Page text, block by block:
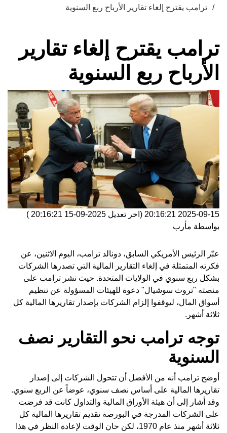
ترامب يقترح إلغاء تقارير الأرباح ربع السنوية
ترامب يقترح إلغاء تقارير
الأرباح ربع السنوية
2025-09-15 20:16:21 (اخر تعديل 2025-09-15 20:16:21
)
بواسطة مأرب
عبّر الرئيس الأمريكي السابق، دونالد ترامب، اليوم الاثنين، عن
فكرته المتمثلة في إلغاء التقارير المالية التي تصدرها الشركات
بشكل ربع سنوي في الولايات المتحدة. حيث نشر ترامب على
منصته "تروث سوشيال" دعوة للهيئات المسؤولة عن تنظيم
أسواق المال، ليوقفوا إلزام الشركات بإصدار تقاريرها المالية كل
ثلاثة أشهر.
توجه ترامب نحو التقارير نصف
السنوية
أوضح ترامب أنه من الأفضل أن تتحول الشركات إلى إصدار
تقاريرها المالية على أساس نصف سنوي، عوضاً عن الربع سنوي.
وقد أشار إلى أن هيئة الأوراق المالية والتداول كانت قد فرضت
على الشركات المدرجة في البورصة تقديم تقاريرها المالية كل
ثلاثة أشهر منذ عام 1970، لكن حان الوقت لإعادة النظر في هذا